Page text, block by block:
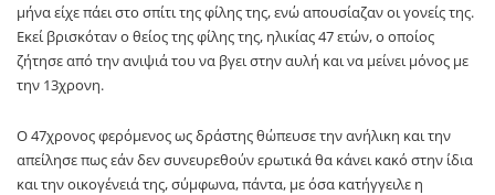
μήνα είχε πάει στο σπίτι της φίλης της, ενώ απουσίαζαν οι γονείς της.
Εκεί βρισκόταν ο θείος της φίλης της, ηλικίας 47 ετών, ο οποίος
ζήτησε από την ανιψιά του να βγει στην αυλή και να μείνει μόνος με
την 13χρονη.
Ο 47χρονος φερόμενος ως δράστης θώπευσε την ανήλικη και την
απείλησε πως εάν δεν συνευρεθούν ερωτικά θα κάνει κακό στην ίδια
και την οικογένειά της, σύμφωνα, πάντα, με όσα κατήγγειλε η